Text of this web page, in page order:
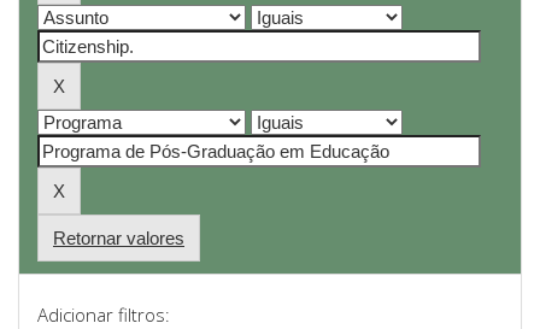
Retornar valores
Adicionar filtros: